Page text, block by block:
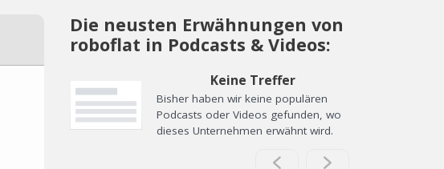
Die neusten Erwähnungen von
roboflat in Podcasts & Videos:
Keine Treffer
Bisher haben wir keine populären
Podcasts oder Videos gefunden, wo
dieses Unternehmen erwähnt wird.